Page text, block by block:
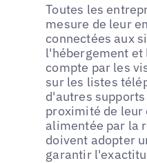
Toutes les
mesure de leur
connectées aux
l'hébergement
compte par les
sur les listes
d'autres
proximité de leur
alimentée par la
doivent adopter
garantir